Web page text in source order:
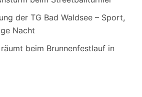
der TG Bad Waldsee – Sport,
Nacht
beim Brunnenfestlauf in